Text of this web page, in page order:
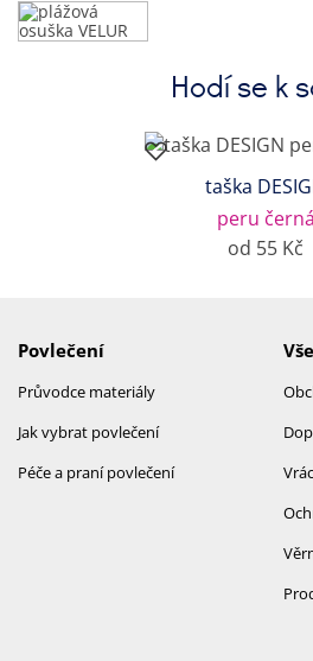
Hodí se k
taška
peru černá
od 55 Kč
Povlečení
Průvodce materiály
Jak vybrat povlečení
Péče a praní povlečení